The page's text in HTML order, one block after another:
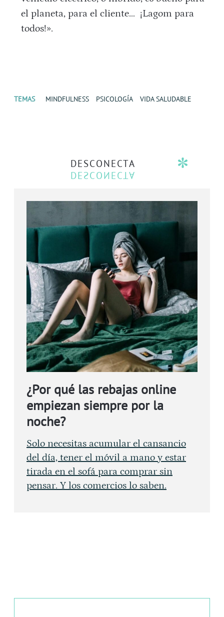
el planeta, para el cliente… ¡Lagom para
todos!».
TEMAS MINDFULNESS PSICOLOGÍA VIDA SALUDABLE
DESCONECTA
¿Por qué las rebajas online
empiezan siempre por la
noche?
Solo necesitas acumular el cansancio
del día, tener el móvil a mano y estar
tirada en el sofá para comprar sin
pensar. Y los comercios lo saben.